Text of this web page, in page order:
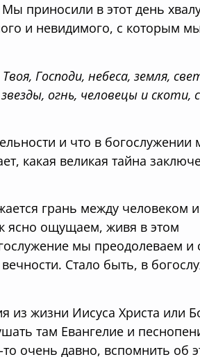
приносили в этот день
и невидимого, с которым
Господи, небеса, земля,
огнь, человецы и скоти,
и что в богослужении
какая великая тайна
грань между человеком
ясно ощущаем, живя в этом
мы преодолеваем и
Стало быть, в
из жизни Иисуса Христа или
там Евангелие и
очень давно, вспомнить об